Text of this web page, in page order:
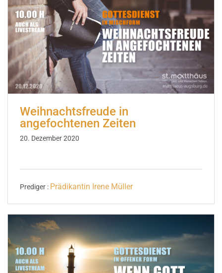
Weihnachtsfreude in
angefochtenen Zeiten
20. Dezember 2020
Prediger : Prädikantin Irene Müller